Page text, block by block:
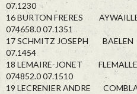
07.1230
16 BURTON FRERES
074658.0 07.1351
17 SCHMITZ JOSEPH
07.1454
18 LEMAIRE-JONET
074852.0 07.1510
19 LECRENIER ANDRE